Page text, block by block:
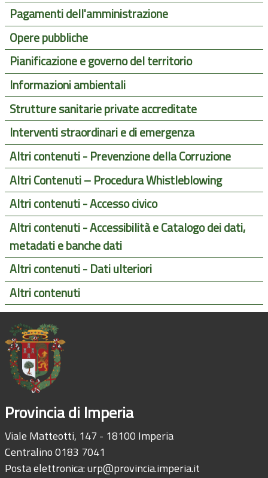
Pagamenti dell'amministrazione
Opere pubbliche
Pianificazione e governo del territorio
Informazioni ambientali
Strutture sanitarie private accreditate
Interventi straordinari e di emergenza
Altri contenuti - Prevenzione della Corruzione
Altri Contenuti – Procedura Whistleblowing
Altri contenuti - Accesso civico
Altri contenuti - Accessibilità e Catalogo dei dati,
metadati e banche dati
Altri contenuti - Dati ulteriori
Altri contenuti
Provincia di Imperia
Viale Matteotti, 147 - 18100 Imperia
Centralino 0183 7041
Posta elettronica:urp@provincia.imperia.it